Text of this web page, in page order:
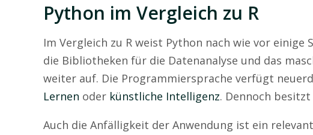
Python im Vergleich zu R
Im Vergleich zu R weist Python nach wie vor
die Bibliotheken für die Datenanalyse und das
weiter auf. Die Programmiersprache verfügt
Lernen oder künstliche Intelligenz. Dennoch
Auch die Anfälligkeit der Anwendung ist ein